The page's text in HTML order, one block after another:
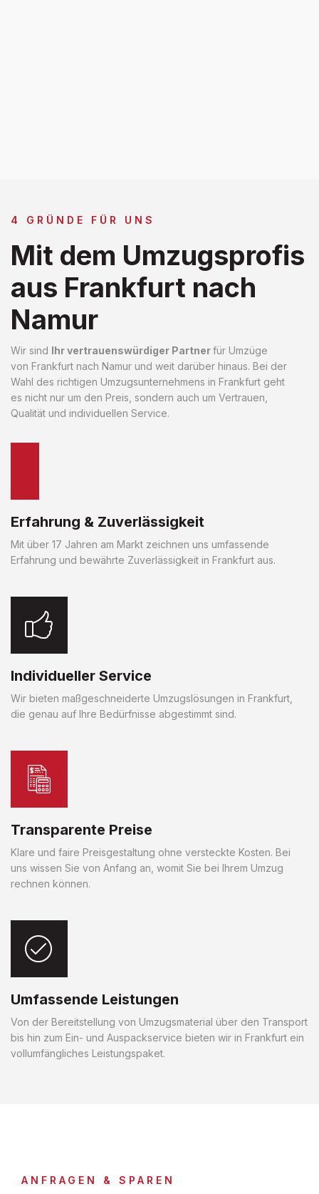
4 GRÜNDE FÜR UNS
Mit dem Umzugsprofis
aus Frankfurt nach
Namur
Wir sind Ihr vertrauenswürdiger Partnerfür Umzüge
von Frankfurt nach Namur und weit darüber hinaus. Bei der
Wahl des richtigen Umzugsunternehmens in Frankfurt geht
es nicht nur um den Preis, sondern auch um Vertrauen,
Qualität und individuellen Service.
Erfahrung & Zuverlässigkeit
Mit über 17 Jahren am Markt zeichnen uns umfassende
Erfahrung und bewährte Zuverlässigkeit in Frankfurt aus.
Individueller Service
Wir bieten maßgeschneiderte Umzugslösungen in Frankfurt,
die genau auf Ihre Bedürfnisse abgestimmt sind.
Transparente Preise
Klare und faire Preisgestaltung ohne versteckte Kosten. Bei
uns wissen Sie von Anfang an, womit Sie bei Ihrem Umzug
rechnen können.
Umfassende Leistungen
Von der Bereitstellung von Umzugsmaterial über den Transport
bis hin zum Ein- und Auspackservice bieten wir in Frankfurt ein
vollumfängliches Leistungspaket.
ANFRAGEN & SPAREN